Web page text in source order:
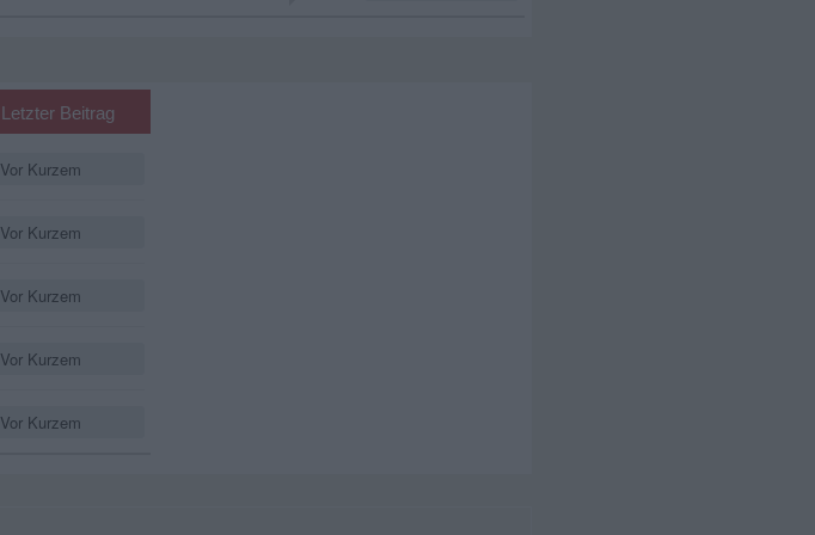
Letzter Beitrag
Vor Kurzem
Vor Kurzem
Vor Kurzem
Vor Kurzem
Vor Kurzem